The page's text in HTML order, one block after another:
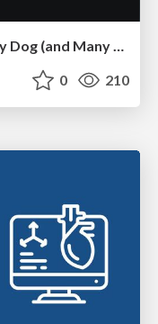
Pawsitive SEO: Lessons from My Dog (and Many Mistakes) on Thriving as a Consultant in the Age of AI
0 210